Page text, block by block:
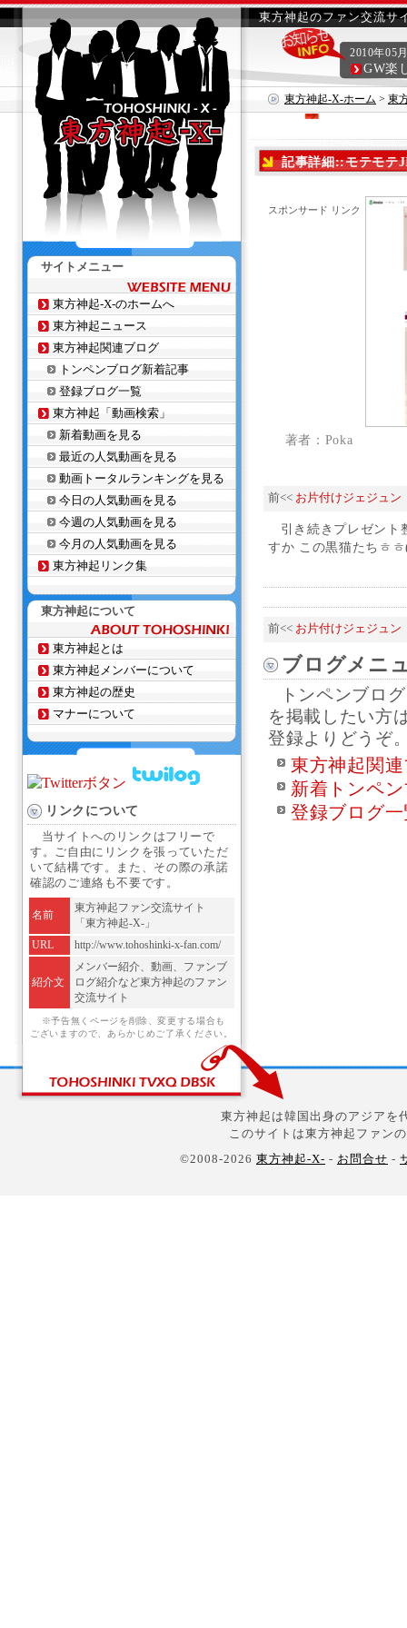
東方神起のファン交流サ
東方神起-X-ホーム > 東
2010年05
GW楽
記事詳細::モテモテ
スポンサード リンク
著者：Poka
前<< お片付けジェジュン
引き続きプレゼント
すか この黒猫たちㅎ
前<< お片付けジェジュン
ブログメニ
トンペンブロ
を掲載したい方
登録よりどうぞ
東方神起関
新着トンペ
登録ブログ
サイトメニュー
東方神起-X-のホームへ
東方神起ニュース
東方神起関連ブログ
トンペンブログ新着記事
登録ブログ一覧
東方神起「動画検索」
新着動画を見る
最近の人気動画を見る
動画トータルランキングを見る
今日の人気動画を見る
今週の人気動画を見る
今月の人気動画を見る
東方神起リンク集
東方神起について
東方神起とは
東方神起メンバーについて
東方神起の歴史
マナーについて
リンクについて
当サイトへのリンクはフリーで
す。ご自由にリンクを張っていただ
いて結構です。また、その際の承諾
確認のご連絡も不要です。
名前
東方神起ファン交流サイト
「東方神起-X-」
URL
http://www.tohoshinki-x-fan.com/
紹介文
メンバー紹介、動画、ファンブ
ログ紹介など東方神起のファン
交流サイト
※予告無くページを削除、変更する場合も
ございますので、あらかじめご了承ください。
東方神起は韓国出身のアジアを
このサイトは東方神起ファン
©2008-2026 東方神起-X- - お問合せ -